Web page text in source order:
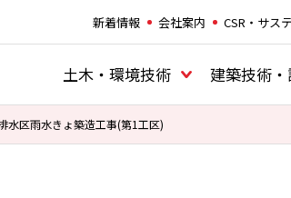
新着情報 会社案内 CSR・サス
土木・環境技術 建築技術
水区雨水きょ築造工事(第1工区)